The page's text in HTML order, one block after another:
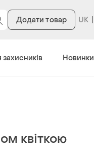
Додати товар
Новинки
квіткою